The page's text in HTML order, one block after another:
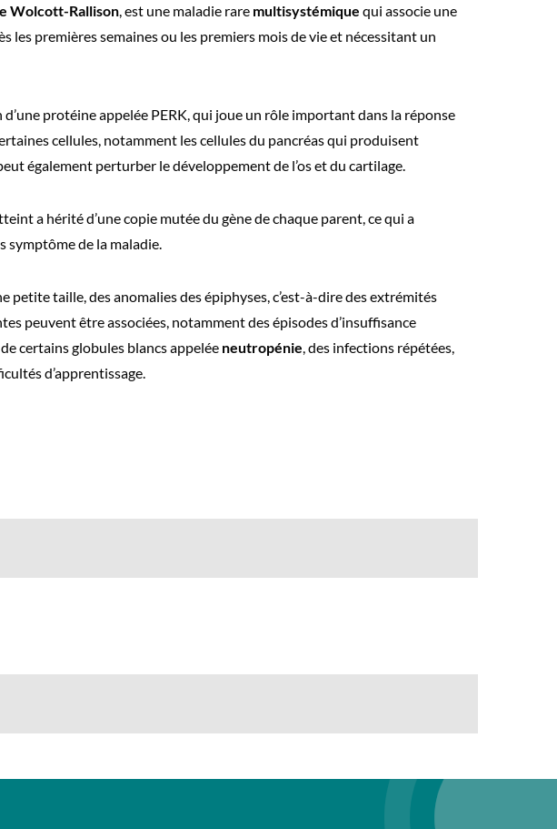
Wolcott-Rallison, est une maladie rare multisystémique qui associe une
les premières semaines ou les premiers mois de vie et nécessitant un
protéine appelée PERK, qui joue un rôle important dans la réponse
cellules, notamment les cellules du pancréas qui produisent
également perturber le développement de l’os et du cartilage.
a hérité d’une copie mutée du gène de chaque parent, ce qui a
symptôme de la maladie.
taille, des anomalies des épiphyses, c’est-à-dire des extrémités
peuvent être associées, notamment des épisodes d’insuffisance
certains globules blancs appelée neutropénie, des infections répétées,
d’apprentissage.